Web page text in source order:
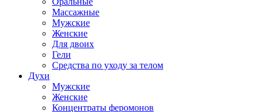
Массажные
Мужские
Женские
Для двоих
Гели
Средства по уходу за телом
Духи
Мужские
Женские
Концентраты феромонов